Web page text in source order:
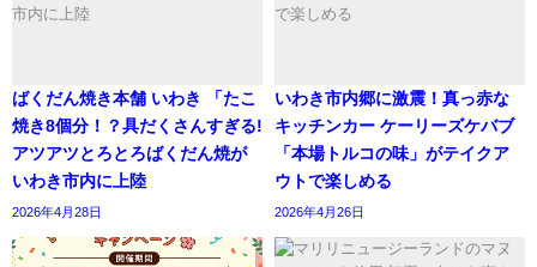
ばくだん焼き本舗 いわき 「たこ
焼き8個分！？具だくさんすぎる!
アツアツとろとろばくだん焼が
いわき市内に上陸
2026年4月28日
いわき市内郷に激震！真っ赤な
キッチンカー ケーリーズケバブ
「本場トルコの味」がテイクア
ウトで楽しめる
2026年4月26日